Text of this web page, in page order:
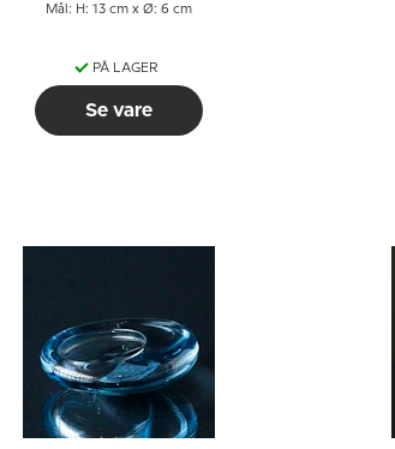
Mål: H: 13 cm x Ø: 6 cm
PÅ LAGER
Se vare